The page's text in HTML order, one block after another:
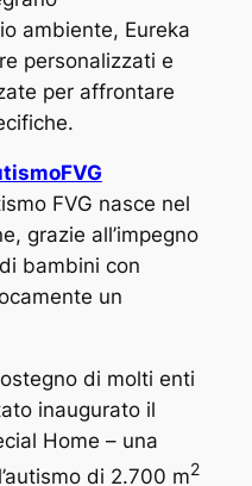
ambiente, Eureka
personalizzati e
per affrontare
FVG nasce nel
grazie all’impegno
bambini con
un
di molti enti
inaugurato il
Home – una
di 2.700 m2